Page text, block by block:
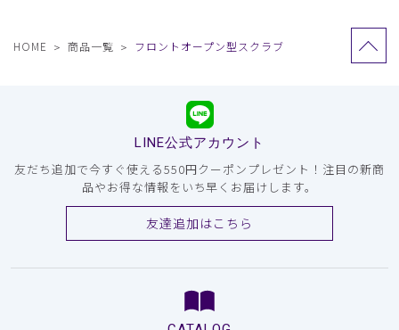
HOME 商品一覧 フロントオープン型スクラブ
LINE公式アカウント
友だち追加で今すぐ使える550円クーポンプレゼント！注目の新商
品やお得な情報をいち早くお届けします。
友達追加はこちら